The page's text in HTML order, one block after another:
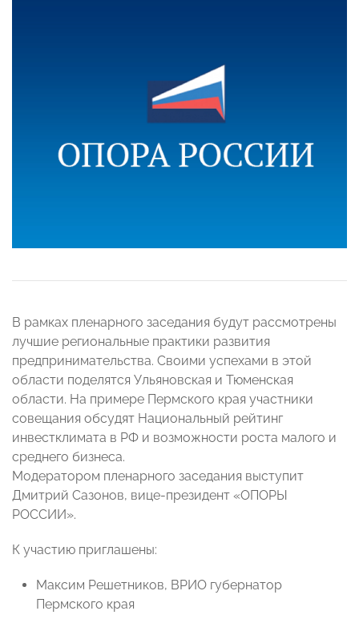
В рамках пленарного заседания будут рассмотрены
лучшие региональные практики развития
предпринимательства. Своими успехами в этой
области поделятся Ульяновская и Тюменская
области. На примере Пермского края участники
совещания обсудят Национальный рейтинг
инвестклимата в РФ и возможности роста малого и
среднего бизнеса.
Модератором пленарного заседания выступит
Дмитрий Сазонов, вице-президент «ОПОРЫ
РОССИИ».
К участию приглашены:
Максим Решетников, ВРИО губернатор
Пермского края